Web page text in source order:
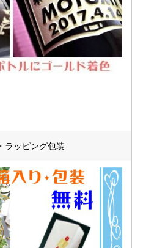
ラッピング包装